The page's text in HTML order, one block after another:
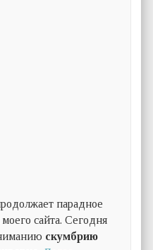
парадное
сайта. Сегодня
скумбрию